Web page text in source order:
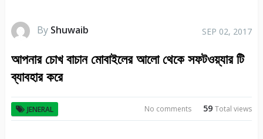
By Shuwaib SEP 02, 2017
আপনার চোখ বাচান মোবাইলের আলো থেকে সফটওয়্যার টি
ব্যাবহার করে
JENERAL 59Total views
No comments